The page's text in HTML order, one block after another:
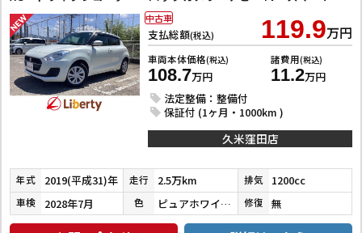
支払総額(税込) 119.9万円
車両本体価格(税込)
108.7万円
諸費用(税込)
11.2万円
法定整備：整備付
保証付 (1ヶ月・1000km )
中古車
久米窪田店
年式 2019(平成31)年 走行 2.5万km 排気 1200cc
車検 2028年7月 色 ピュアホワイトパール 修復 無